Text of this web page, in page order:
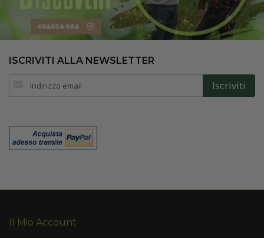
ISCRIVITI ALLA NEWSLETTER
Iscriviti
Il Mio Account